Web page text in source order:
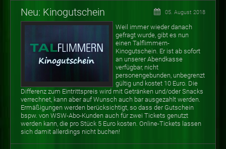
Neu: Kinogutschein 05. August 2018
Weil immer wieder danach
gefragt wurde, gibt es nun
einen Talflimmern-
Kinogutschein. Er ist ab sofort
an unserer Abendkasse
verfügbar, nicht
personengebunden, unbegrenzt
gültig und kostet 10 Euro. Die
Differenz zum Eintrittspreis wird mit Getränken und/oder Snacks
verrechnet, kann aber auf Wunsch auch bar ausgezahlt werden.
Ermäßigungen werden berücksichtigt, so dass der Gutschein
bspw. von WSW-Abo-Kunden auch für zwei Tickets genutzt
werden kann, die pro Stück 5 Euro kosten. Online-Tickets lassen
sich damit allerdings nicht buchen!